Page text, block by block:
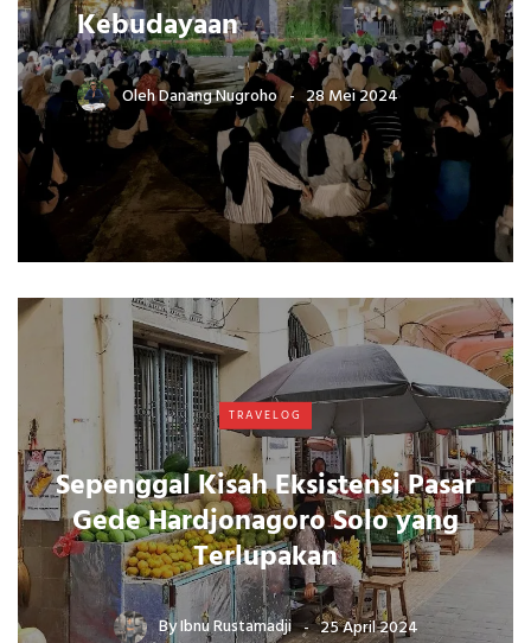
Kebudayaan
OlehDanang Nugroho 28 Mei 2024
TRAVELOG
Sepenggal Kisah Eksistensi Pasar
Gede Hardjonagoro Solo yang
Terlupakan
ByIbnu Rustamadji 25 April 2024